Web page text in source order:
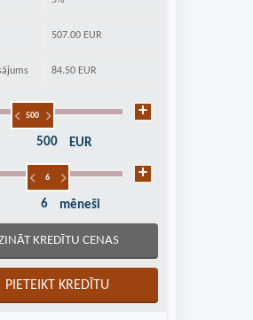
507.00 EUR
84.50 EUR
500
EUR
6
mēneši
3 4 5 6 9 12 18 24 36
PIETEIKT KREDĪTU